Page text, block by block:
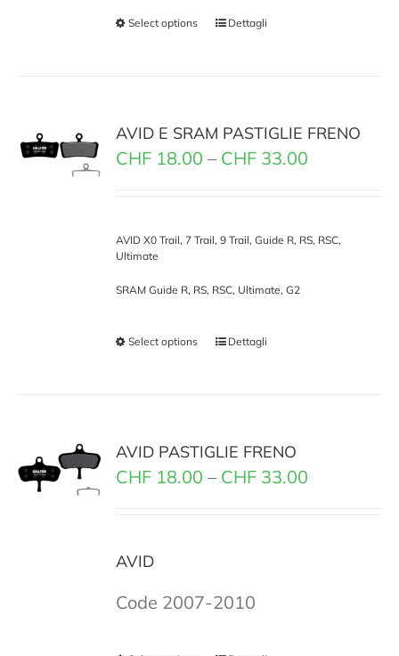
Select options Dettagli
AVID E SRAM PASTIGLIE FRENO
CHF 18.00 – CHF 33.00
AVID X0 Trail, 7 Trail, 9 Trail, Guide R, RS, RSC,
Ultimate
SRAM Guide R, RS, RSC, Ultimate, G2
Select options Dettagli
AVID PASTIGLIE FRENO
CHF 18.00 – CHF 33.00
AVID
Code 2007-2010